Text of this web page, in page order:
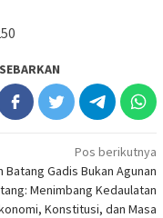
SEBARKAN
Pos berikutnya
Batang Gadis Bukan Agunan
Menimbang Kedaulatan
Konstitusi, dan Masa